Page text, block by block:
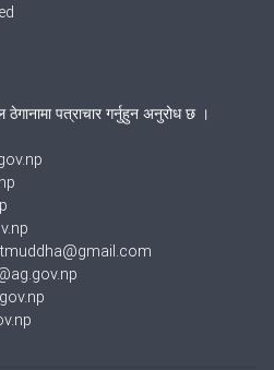
ठेगानामा पत्राचार गर्नुहुन अनुरोध छ ।